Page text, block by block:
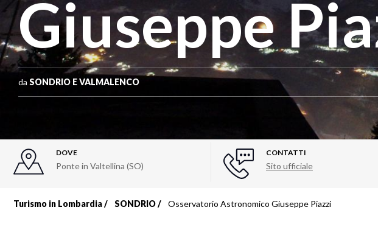
Giuseppe
da SONDRIO E VALMALENCO
DOVE
Ponte in Valtellina (SO)
CONTATTI
Sito ufficiale
Turismo in Lombardia SONDRIO Osservatorio Astronomico Giuseppe Piazzi